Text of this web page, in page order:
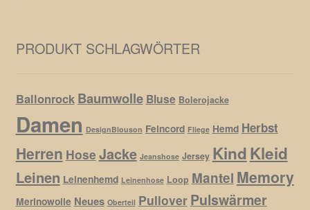
PRODUKT SCHLAGWÖRTER
Ballonrock Baumwolle Bluse Bolerojacke
Damen DesignBlouson Feincord Fliege Hemd Herbst
Herren Hose Jacke Jeanshose Jersey KindKleid
Leinen Leinenhemd Leinenhose Loop Mantel Memory
Merinowolle Neues Oberteil Pullover Pulswärmer